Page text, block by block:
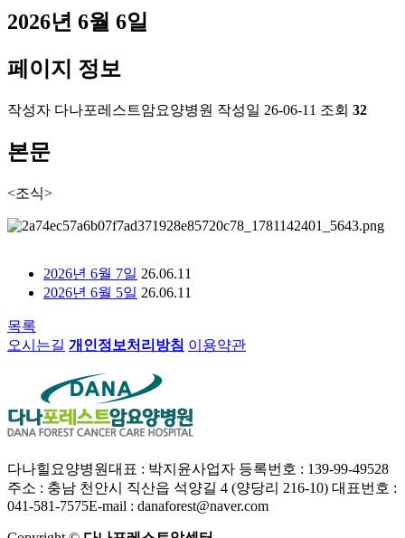
2026년 6월 6일
페이지 정보
작성자 다나포레스트암요양병원 작성일 26-06-11 조회 32
본문
<조식>
2026년 6월 7일 26.06.11
2026년 6월 5일 26.06.11
목록
오시는길 개인정보처리방침 이용약관
다나힐요양병원대표 : 박지윤사업자 등록번호 : 139-99-49528
주소 : 충남 천안시 직산읍 석양길 4 (양당리 216-10) 대표번호 :
041-581-7575E-mail : danaforest@naver.com